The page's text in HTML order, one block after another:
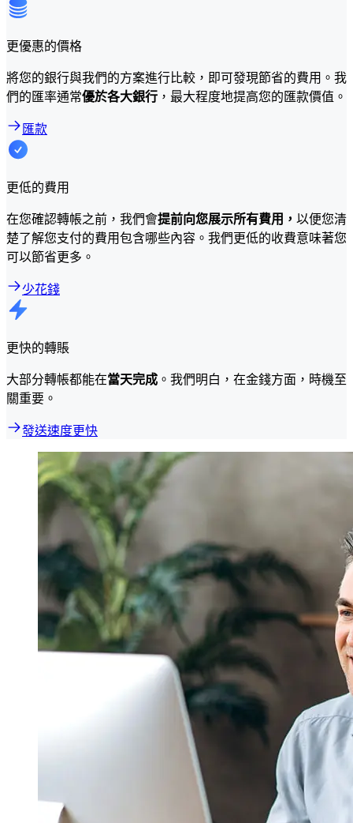
更優惠的價格
將您的銀行與我們的方案進行比較，即可發現節省的費用。我
們的匯率通常優於各大銀行 ，最大程度地提高您的匯款價值。
匯款
更低的費用
在您確認轉帳之前，我們會提前向您展示所有費用， 以便您清
楚了解您支付的費用包含哪些內容。我們更低的收費意味著您
可以節省更多。
少花錢
更快的轉賬
大部分轉帳都能在當天完成 。我們明白，在金錢方面，時機至
關重要。
發送速度更快